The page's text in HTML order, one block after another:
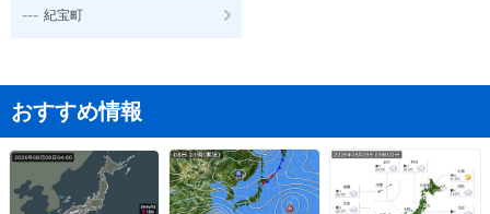
--- 紀宝町
おすすめ情報